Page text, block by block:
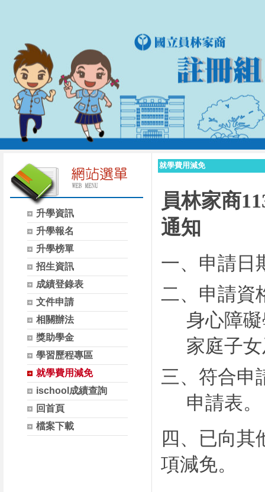
升學資訊
升學報名
升學榜單
招生資訊
成績登錄表
文件申請
相關辦法
獎助學金
學習歷程專區
就學費用減免
ischool成績查詢
回首頁
檔案下載
就學費用減免
員林家商
通知
一、申請日
二、申請資
身心障
家庭子
三、符合申
申請表。
四、已向其
項減免。